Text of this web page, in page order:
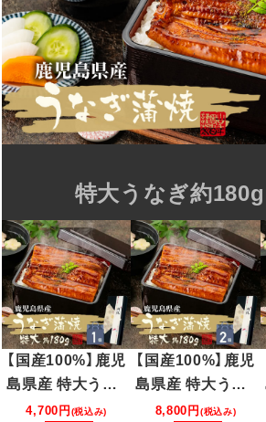
特大うなぎ約180g
【国産100%】鹿児
島県産 特大うな
ぎの蒲焼 約180g
4,700円 (税込み)
【国産100%】鹿児
島県産 特大うな
ぎの蒲焼 約
8,800円 (税込み)